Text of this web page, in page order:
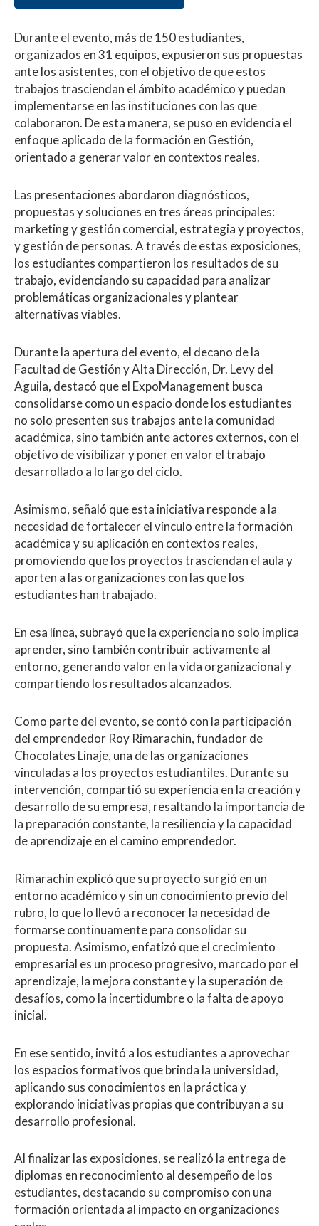
Durante el evento, más de 150 estudiantes,
organizados en 31 equipos, expusieron sus propuestas
ante los asistentes, con el objetivo de que estos
trabajos trasciendan el ámbito académico y puedan
implementarse en las instituciones con las que
colaboraron. De esta manera, se puso en evidencia el
enfoque aplicado de la formación en Gestión,
orientado a generar valor en contextos reales.
Las presentaciones abordaron diagnósticos,
propuestas y soluciones en tres áreas principales:
marketing y gestión comercial, estrategia y proyectos,
y gestión de personas. A través de estas exposiciones,
los estudiantes compartieron los resultados de su
trabajo, evidenciando su capacidad para analizar
problemáticas organizacionales y plantear
alternativas viables.
Durante la apertura del evento, el decano de la
Facultad de Gestión y Alta Dirección, Dr. Levy del
Aguila, destacó que el ExpoManagement busca
consolidarse como un espacio donde los estudiantes
no solo presenten sus trabajos ante la comunidad
académica, sino también ante actores externos, con el
objetivo de visibilizar y poner en valor el trabajo
desarrollado a lo largo del ciclo.
Asimismo, señaló que esta iniciativa responde a la
necesidad de fortalecer el vínculo entre la formación
académica y su aplicación en contextos reales,
promoviendo que los proyectos trasciendan el aula y
aporten a las organizaciones con las que los
estudiantes han trabajado.
En esa línea, subrayó que la experiencia no solo implica
aprender, sino también contribuir activamente al
entorno, generando valor en la vida organizacional y
compartiendo los resultados alcanzados.
Como parte del evento, se contó con la participación
del emprendedor Roy Rimarachin, fundador de
Chocolates Linaje, una de las organizaciones
vinculadas a los proyectos estudiantiles. Durante su
intervención, compartió su experiencia en la creación y
desarrollo de su empresa, resaltando la importancia de
la preparación constante, la resiliencia y la capacidad
de aprendizaje en el camino emprendedor.
Rimarachin explicó que su proyecto surgió en un
entorno académico y sin un conocimiento previo del
rubro, lo que lo llevó a reconocer la necesidad de
formarse continuamente para consolidar su
propuesta. Asimismo, enfatizó que el crecimiento
empresarial es un proceso progresivo, marcado por el
aprendizaje, la mejora constante y la superación de
desafíos, como la incertidumbre o la falta de apoyo
inicial.
En ese sentido, invitó a los estudiantes a aprovechar
los espacios formativos que brinda la universidad,
aplicando sus conocimientos en la práctica y
explorando iniciativas propias que contribuyan a su
desarrollo profesional.
Al finalizar las exposiciones, se realizó la entrega de
diplomas en reconocimiento al desempeño de los
estudiantes, destacando su compromiso con una
formación orientada al impacto en organizaciones